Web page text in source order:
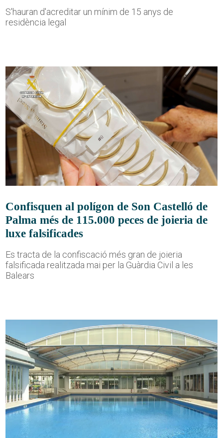
S'hauran d'acreditar un mínim de 15 anys de
residència legal
Confisquen al polígon de Son Castelló de
Palma més de 115.000 peces de joieria de
luxe falsificades
Es tracta de la confiscació més gran de joieria
falsificada realitzada mai per la Guàrdia Civil a les
Balears